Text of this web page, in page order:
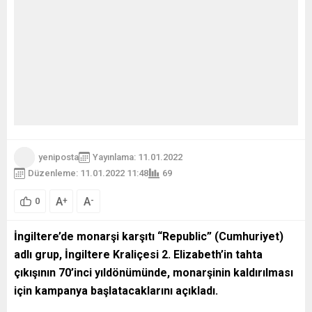
yeniposta
Yayınlama: 11.01.2022
Düzenleme: 11.01.2022 11:48
69
0 A+ A-
İngiltere’de monarşi karşıtı “Republic” (Cumhuriyet)
adlı grup, İngiltere Kraliçesi 2. Elizabeth’in tahta
çıkışının 70’inci yıldönümünde, monarşinin kaldırılması
için kampanya başlatacaklarını açıkladı.